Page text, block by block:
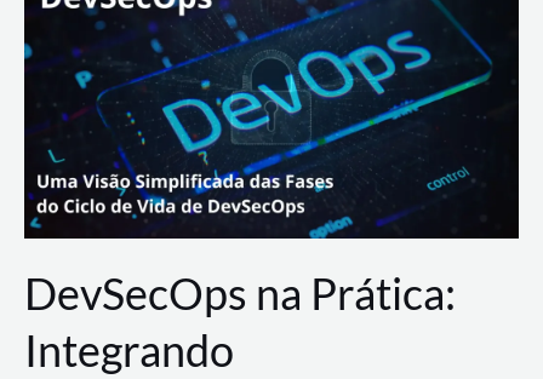
Lance
Rural
DevSecOps na Prática:
Integrando